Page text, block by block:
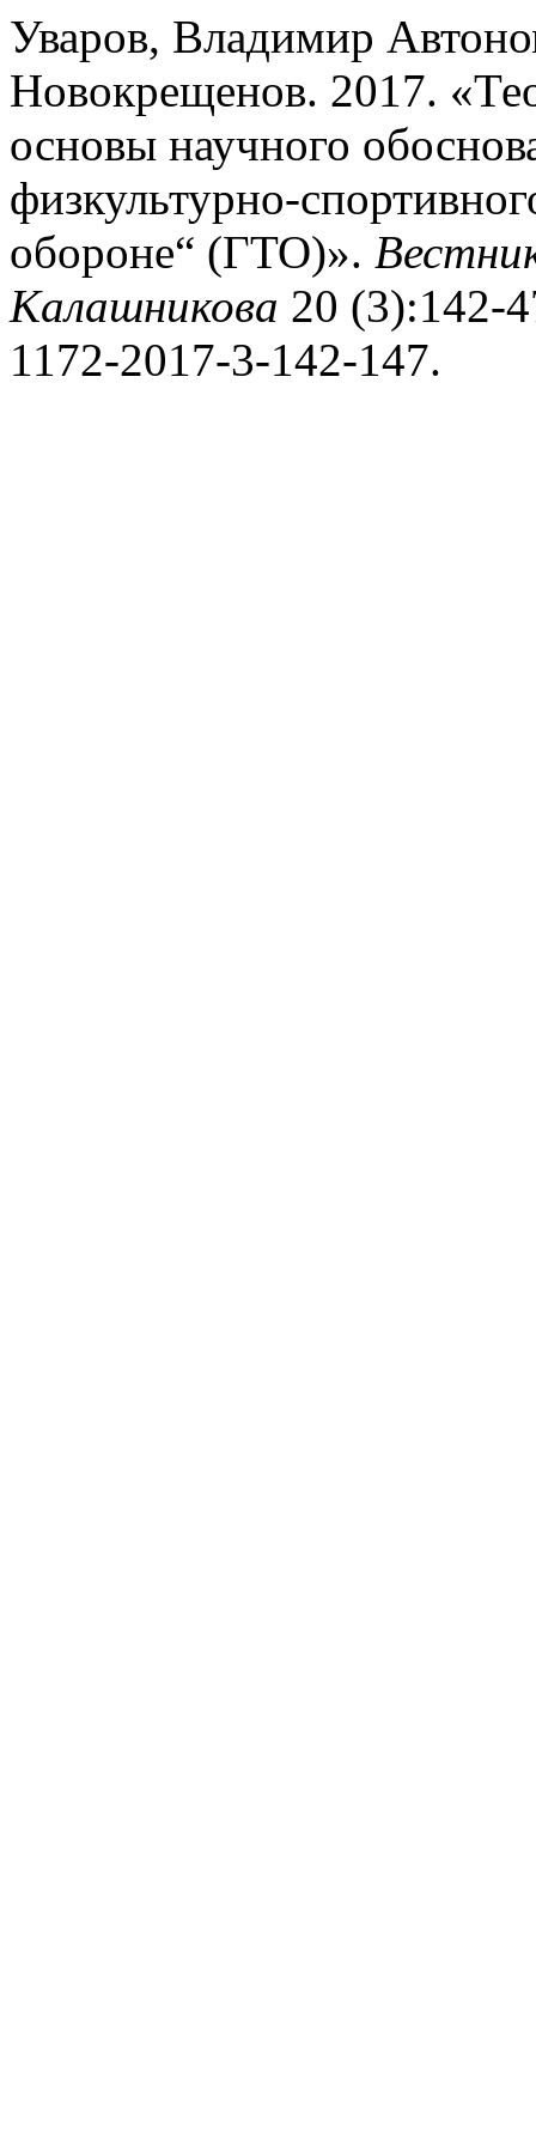
Уваров, Владимир
Новокрещенов. 2017.
основы научного
физкультурно-
обороне“ (ГТО)».
Калашникова 20 (3):142-
1172-2017-3-142-147.